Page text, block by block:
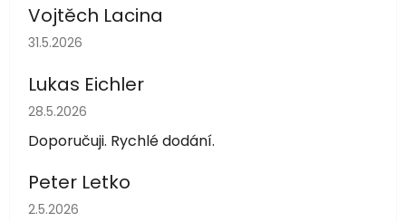
Vojtěch Lacina
Hodnocení obchodu je 5 z 5 hvězdiček.
31.5.2026
Lukas Eichler
Hodnocení obchodu je 5 z 5 hvězdiček.
28.5.2026
Doporučuji. Rychlé dodání.
Peter Letko
Hodnocení obchodu je 5 z 5 hvězdiček.
2.5.2026